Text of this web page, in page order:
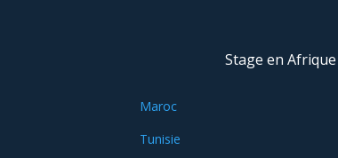
Stage en Afrique
Maroc
Tunisie